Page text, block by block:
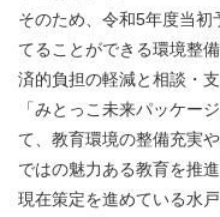
そのため、令和5年度当
てることができる環境整
済的負担の軽減と相談・
「みとっこ未来パッケー
て、教育環境の整備充実
ではの魅力ある教育を推
現在策定を進めている水